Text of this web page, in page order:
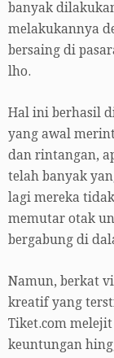
banyak
melakukannya
bersaing di
lho.
Hal ini berhasil
yang awal
dan rintangan,
telah banyak
lagi mereka
memutar otak
bergabung di
Namun, berkat
kreatif yang
Tiket.com
keuntungan